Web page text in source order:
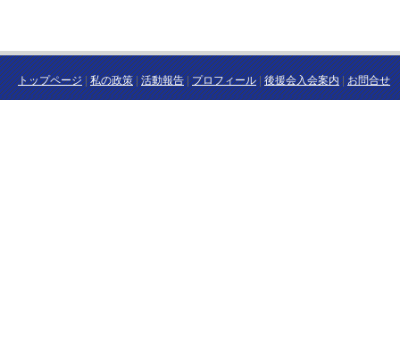
トップページ|私の政策|活動報告|プロフィール|後援会入会案内|お問合せ